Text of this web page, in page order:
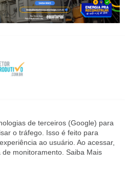
no desenvolvimento industrial,
Informação precisa para
importantes.
de terceiros (Google) para
o tráfego. Isso é feito para
ao usuário. Ao acessar,
monitoramento. Saiba Mais